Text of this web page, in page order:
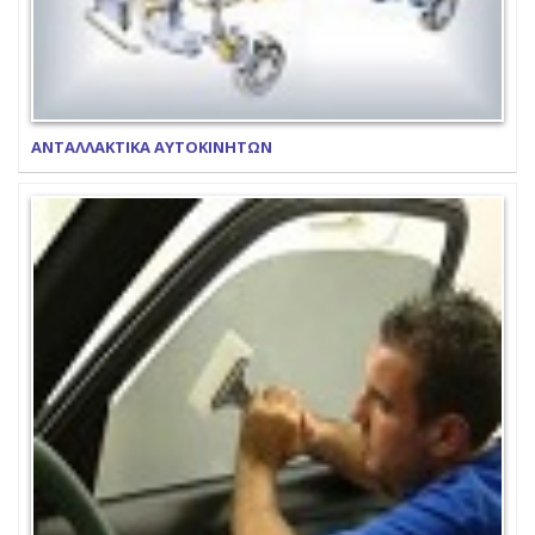
ΑΝΤΑΛΛΑΚΤΙΚΑ ΑΥΤΟΚΙΝΗΤΩΝ